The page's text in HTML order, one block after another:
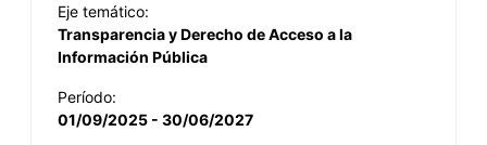
Eje temático:
Transparencia y Derecho de Acceso a la
Información Pública
Período:
01/09/2025 - 30/06/2027